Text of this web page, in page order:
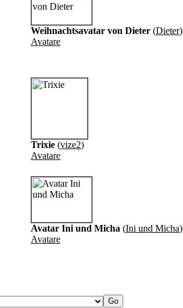
Weihnachtsavatar von Dieter (Dieter)
Avatare
Trixie (vize2)
Avatare
Avatar Ini und Micha (Ini und Micha)
Avatare